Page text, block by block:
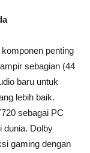
penting
sebagian (44
baru untuk
lebih baik.
sebagai PC
dunia. Dolby
gaming dengan